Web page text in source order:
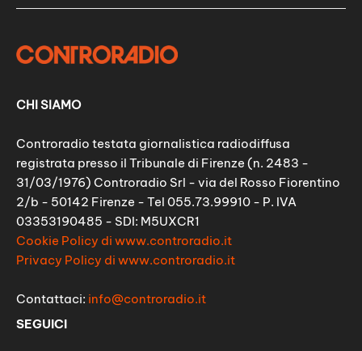
CHI SIAMO
Controradio testata giornalistica radiodiffusa
registrata presso il Tribunale di Firenze (n. 2483 -
31/03/1976) Controradio Srl - via del Rosso Fiorentino
2/b - 50142 Firenze - Tel 055.73.99910 - P. IVA
03353190485 - SDI: M5UXCR1
Cookie Policy di www.controradio.it
Privacy Policy di www.controradio.it
Contattaci: info@controradio.it
SEGUICI